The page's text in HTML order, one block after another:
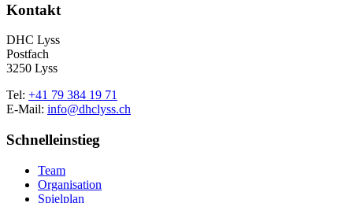
Kontakt
DHC Lyss
Postfach
3250 Lyss
Tel: +41 79 384 19 71
E-Mail: info@dhclyss.ch
Schnelleinstieg
Team
Organisation
Spielplan